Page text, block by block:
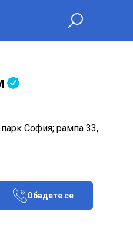
София; рампа 33,
Обадете се